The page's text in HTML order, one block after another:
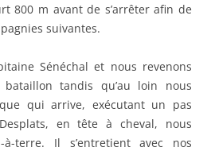
800 m avant de s’arrêter afin de
suivantes.
Sénéchal et nous revenons
tandis qu’au loin nous
qui arrive, exécutant un pas
en tête à cheval, nous
terre. Il s’entretient avec nos